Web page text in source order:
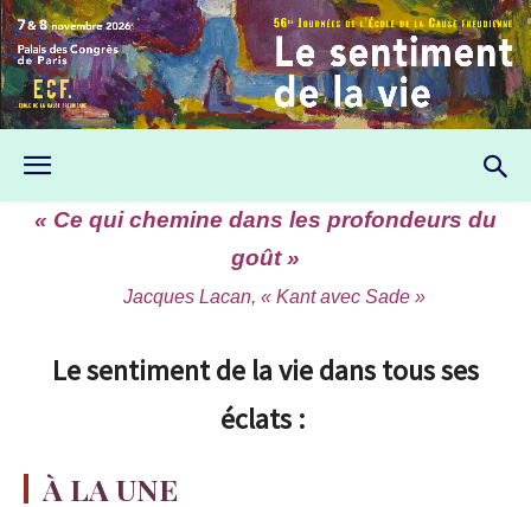
« Ce qui chemine dans les profondeurs du
goût »
Jacques Lacan, « Kant avec Sade »
Le sentiment de la vie dans tous ses
éclats :
À LA UNE